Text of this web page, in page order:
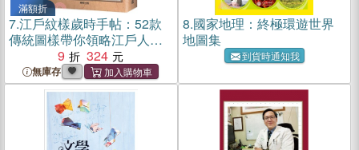
滿額折
7.江戶紋樣歲時手帖：52款
傳統圖樣帶你領略江戶人文
風華之美9 324
無庫存
8.國家地理：終極環遊世界
地圖集
到貨時通知我